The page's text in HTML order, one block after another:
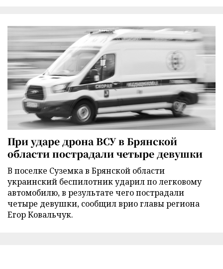
При ударе дрона ВСУ в Брянской
области пострадали четыре девушки
В поселке Суземка в Брянской области
украинский беспилотник ударил по легковому
автомобилю, в результате чего пострадали
четыре девушки, сообщил врио главы региона
Егор Ковальчук.